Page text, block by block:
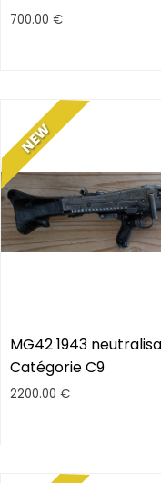
700.00 €
MG42 1943
Catégorie C9
2200.00 €